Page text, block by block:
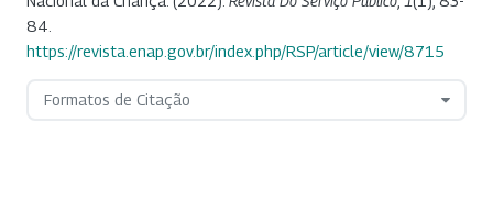
84.
https://revista.enap.gov.br/index.php/RSP/article/view/8715
Formatos de Citação